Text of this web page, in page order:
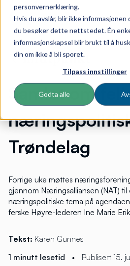
personvernerklæring.
Hvis du avslår, blir ikke informasjonen
du besøker dette nettstedet. Én
informasjonskapsel blir brukt til å
din om ikke å bli sporet.
Tilpass innstillinger
Godta alle
Samlet om
Trøndelag
Forrige uke møttes
gjennom Næringsalliansen (NAT) til
næringspolitiske tema på
ferske Høyre-lederen Ine Marie
Tekst: Karen Gunnes
1 minutt lesetid
• Publisert 15.